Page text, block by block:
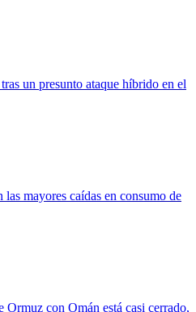
un presunto ataque híbrido en el
mayores caídas en consumo de
Ormuz con Omán está casi cerrado,